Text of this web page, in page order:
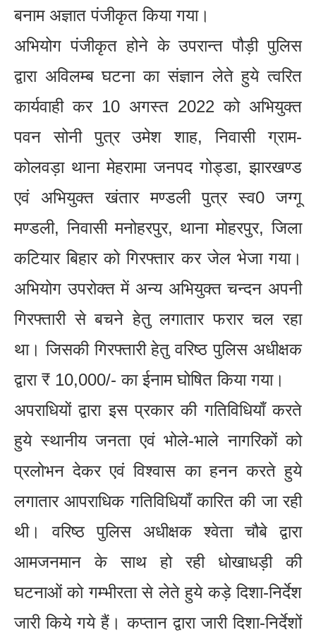
बनाम अज्ञात पंजीकृत किया गया।
अभियोग पंजीकृत होने के उपरान्त पौड़ी पुलिस
द्वारा अविलम्ब घटना का संज्ञान लेते हुये त्वरित
कार्यवाही कर 10 अगस्त 2022 को अभियुक्त
पवन सोनी पुत्र उमेश शाह, निवासी ग्राम-
कोलवड़ा थाना मेहरामा जनपद गोड्डा, झारखण्ड
एवं अभियुक्त खंतार मण्डली पुत्र स्व0 जग्गू
मण्डली, निवासी मनोहरपुर, थाना मोहरपुर, जिला
कटियार बिहार को गिरफ्तार कर जेल भेजा गया।
अभियोग उपरोक्त में अन्य अभियुक्त चन्दन अपनी
गिरफ्तारी से बचने हेतु लगातार फरार चल रहा
था। जिसकी गिरफ्तारी हेतु वरिष्ठ पुलिस अधीक्षक
द्वारा ₹ 10,000/- का ईनाम घोषित किया गया।
अपराधियों द्वारा इस प्रकार की गतिविधियाँ करते
हुये स्थानीय जनता एवं भोले-भाले नागरिकों को
प्रलोभन देकर एवं विश्वास का हनन करते हुये
लगातार आपराधिक गतिविधियाँ कारित की जा रही
थी। वरिष्ठ पुलिस अधीक्षक श्वेता चौबे द्वारा
आमजनमान के साथ हो रही धोखाधड़ी की
घटनाओं को गम्भीरता से लेते हुये कड़े दिशा-निर्देश
जारी किये गये हैं। कप्तान द्वारा जारी दिशा-निर्देशों